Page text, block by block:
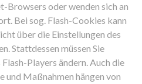
Browsers oder wenden sich an
Bei sog. Flash-Cookies kann
über die Einstellungen des
Stattdessen müssen Sie
Players ändern. Auch die
Maßnahmen hängen von